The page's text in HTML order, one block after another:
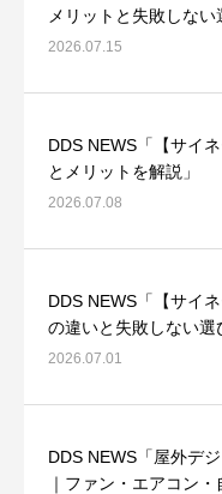
メリットと失敗しない
2026.07.15
DDS NEWS「【サイ
とメリットを解説」
2026.07.08
DDS NEWS「【サイ
の違いと失敗しない選
2026.07.01
DDS NEWS「屋外デ
｜ファン・エアコン・